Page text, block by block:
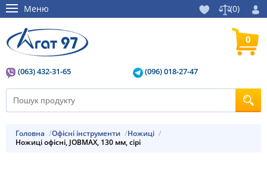
Меню (0)
(063) 432-31-65 (096) 018-27-47
0
Головна Офісні інструменти
Ножиці
Ножицi офiснi, JOBMAX, 130 мм, сірі